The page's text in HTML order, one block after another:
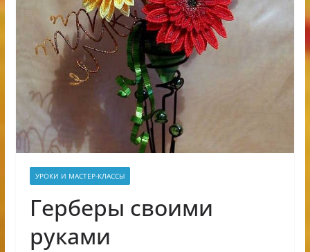
УРОКИ И МАСТЕР-КЛАССЫ
Герберы своими
руками